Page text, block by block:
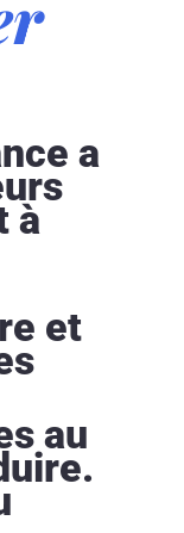
a
à
et
au